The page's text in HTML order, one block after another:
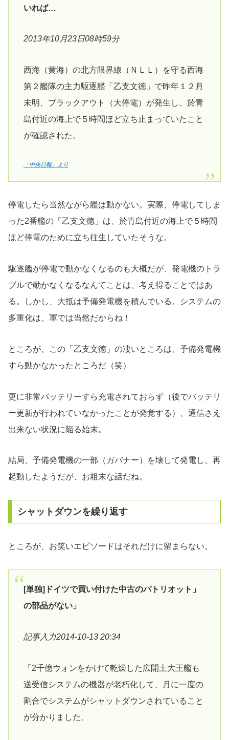
いれば…
2013年10月23日08時59分
西海（黄海）の北方限界線（ＮＬＬ）を守る西海
第２艦隊の主力駆逐艦「乙支文徳」で昨年１２月
未明、ブラックアウト（大停電）が発生し、於青
島付近の海上で５時間ほど立ち止まっていたこと
が確認された。
「中央日報」より
停電したら当然ながら艦は動かない。実際、停電してしま
った2番艦の「乙支文徳」は、於青島付近の海上で５時間
ほど停電のために立ち往生していたそうな。
駆逐艦が停電で動かなくなるのも大概だが、発電機のトラ
ブルで動かなくなるなんてことは、考え得ることではあ
る。しかし、大抵は予備発電機を積んでいる。システムの
多重化は、軍では当然だからね！
ところが、この「乙支文徳」の凄いところは、予備発電機
すら動かなかったところだ（笑）
更に非常バッテリーすら充電されておらず（後でバッテリ
ー更新が行われていなかったことが発覚する）、通信さえ
出来ない状況に陥る始末。
結局、予備発電機の一部（ガバナー）を壊して発電し、再
起動したようだが、お粗末な話だね。
シャットダウンを繰り返す
ところが、お笑いエピソードはそれだけに留まらない。
[単独]ドイツで買い付けた中古のパトリオット」
の部品がない」
記事入力2014-10-13 20:34
「2千億ウォンをかけて乾燥した広開土大王艦も
送受信システムの機器が老朽化して、月に一度の
割合でシステムがシャットダウンされていること
が分かりました。